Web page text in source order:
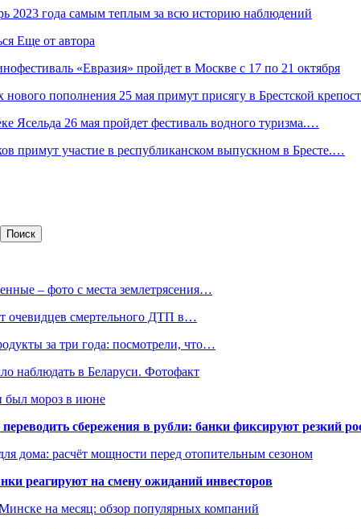
2023 года самым теплым за всю историю наблюдений
Еще от автора
«Евразия» пройдет в Москве с 17 по 21 октября
пополнения 25 мая примут присягу в Брестской
Ясельда 26 мая пройдет фестиваль водного туризма.…
примут участие в республиканском выпускном в Бресте.…
– фото с места землетрясения…
очевидцев смертельного ДТП в…
за три года: посмотрели, что…
наблюдать в Беларуси. Фотофакт
был мороз в июне
сбережения в рубли: банки фиксируют резкий
дома: расчёт мощности перед отопительным сезоном
реагируют на смену ожиданий инвесторов
на месяц: обзор популярных компаний